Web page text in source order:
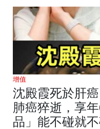
增值
沈殿霞死於肝
肺癌猝逝，享
品」能不碰就